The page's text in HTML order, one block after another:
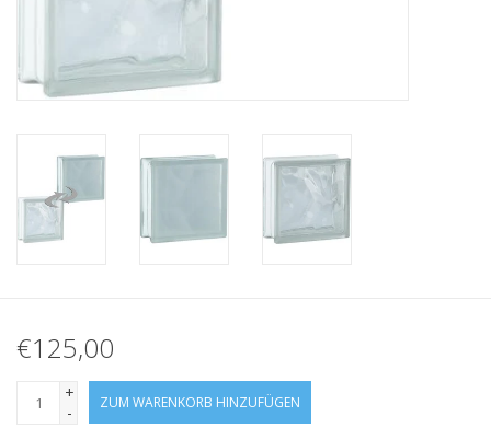
€125,00
+
-
ZUM WARENKORB HINZUFÜGEN